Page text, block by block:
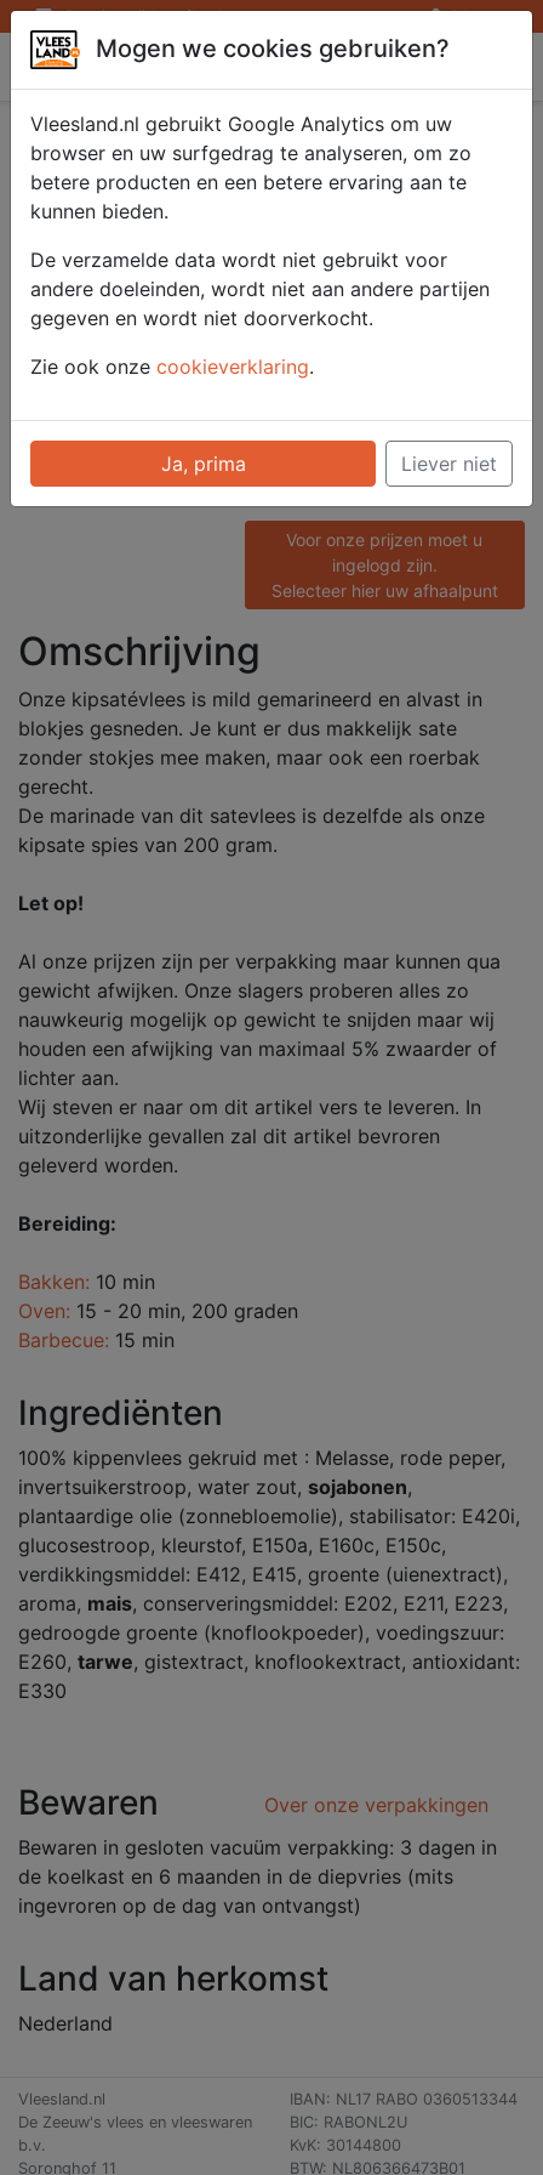
Openingstijden afhaalpunten Inloggen
Vleesland
Saté kipfilet
gemarineerd 2x500
gr.
52611
Categorie
Saté/ Barbecue - Saté en
Spiezen
Voor onze prijzen moet u
ingelogd zijn.
Selecteer hier uw afhaalpunt
Omschrijving
Onze kipsatévlees is mild gemarineerd en alvast in
blokjes gesneden. Je kunt er dus makkelijk sate
zonder stokjes mee maken, maar ook een roerbak
gerecht.
De marinade van dit satevlees is dezelfde als onze
kipsate spies van 200 gram.
Let op!
Al onze prijzen zijn per verpakking maar kunnen qua
gewicht afwijken. Onze slagers proberen alles zo
nauwkeurig mogelijk op gewicht te snijden maar wij
houden een afwijking van maximaal 5% zwaarder of
lichter aan.
Wij steven er naar om dit artikel vers te leveren. In
uitzonderlijke gevallen zal dit artikel bevroren
geleverd worden.
Bereiding:
Bakken: 10 min
Oven: 15 - 20 min, 200 graden
Barbecue: 15 min
Ingrediënten
100% kippenvlees gekruid met : Melasse, rode peper,
invertsuikerstroop, water zout, sojabonen,
plantaardige olie (zonnebloemolie), stabilisator: E420i,
glucosestroop, kleurstof, E150a, E160c, E150c,
verdikkingsmiddel: E412, E415, groente (uienextract),
aroma, mais, conserveringsmiddel: E202, E211, E223,
gedroogde groente (knoflookpoeder), voedingszuur:
E260, tarwe, gistextract, knoflookextract, antioxidant:
E330
Bewaren
Over onze verpakkingen
Bewaren in gesloten vacuüm verpakking: 3 dagen in
de koelkast en 6 maanden in de diepvries (mits
ingevroren op de dag van ontvangst)
Land van herkomst
Nederland
Vleesland.nl
De Zeeuw's vlees en vleeswaren
b.v.
Soronghof 11
IBAN: NL17 RABO 0360513344
BIC: RABONL2U
KvK: 30144800
BTW: NL806366473B01
Mogen we cookies gebruiken?
Vleesland.nl gebruikt Google Analytics om uw
browser en uw surfgedrag te analyseren, om zo
betere producten en een betere ervaring aan te
kunnen bieden.
De verzamelde data wordt niet gebruikt voor
andere doeleinden, wordt niet aan andere partijen
gegeven en wordt niet doorverkocht.
Zie ook onze cookieverklaring.
Ja, prima Liever niet